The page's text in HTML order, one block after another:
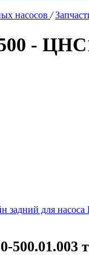
насосов /
-
задний для